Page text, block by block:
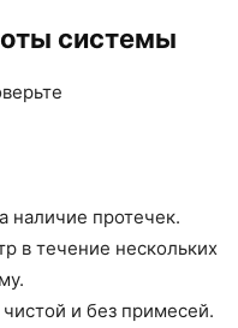
системы
наличие протечек.
в течение нескольких
и без примесей.